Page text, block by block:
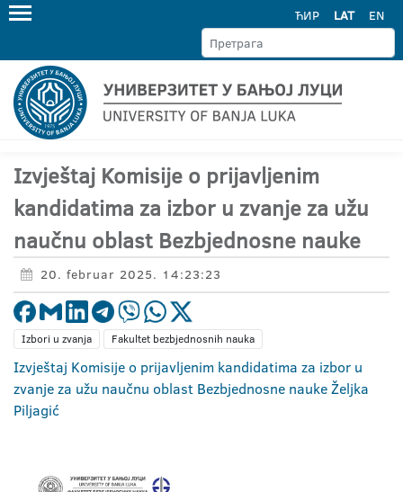
ЋИР LAT EN
Izvještaj Komisije o prijavljenim
kandidatima za izbor u zvanje za užu
naučnu oblast Bezbjednosne nauke
20. februar 2025. 14:23:23
Izbori u zvanja Fakultet bezbjednosnih nauka
Izvještaj Komisije o prijavljenim kandidatima za izbor u
zvanje za užu naučnu oblast Bezbjednosne nauke Željka
Piljagić